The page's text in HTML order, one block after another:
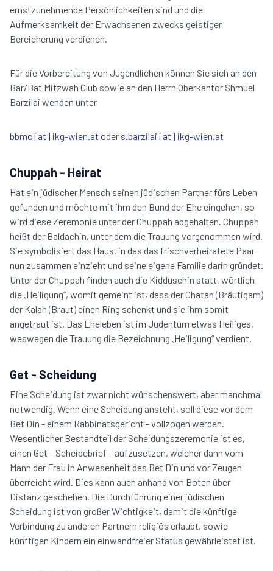
ernstzunehmende Persönlichkeiten sind und die
Aufmerksamkeit der Erwachsenen zwecks geistiger
Bereicherung verdienen.
Für die Vorbereitung von Jugendlichen können Sie sich an den
Bar/Bat Mitzwah Club sowie an den Herrn Oberkantor Shmuel
Barzilai wenden unter
bbmc [at] ikg-wien.at oder s.barzilai [at] ikg-wien.at
Chuppah - Heirat
Hat ein jüdischer Mensch seinen jüdischen Partner fürs Leben
gefunden und möchte mit ihm den Bund der Ehe eingehen, so
wird diese Zeremonie unter der Chuppah abgehalten. Chuppah
heißt der Baldachin, unter dem die Trauung vorgenommen wird.
Sie symbolisiert das Haus, in das das frischverheiratete Paar
nun zusammen einzieht und seine eigene Familie darin gründet.
Unter der Chuppah finden auch die Kidduschin statt, wörtlich
die „Heiligung“, womit gemeint ist, dass der Chatan (Bräutigam)
der Kalah (Braut) einen Ring schenkt und sie ihm somit
angetraut ist. Das Eheleben ist im Judentum etwas Heiliges,
weswegen die Trauung die Bezeichnung „Heiligung“ verdient.
Get - Scheidung
Eine Scheidung ist zwar nicht wünschenswert, aber manchmal
notwendig. Wenn eine Scheidung ansteht, soll diese vor dem
Bet Din - einem Rabbinatsgericht - vollzogen werden.
Wesentlicher Bestandteil der Scheidungszeremonie ist es,
einen Get – Scheidebrief – aufzusetzen, welcher dann vom
Mann der Frau in Anwesenheit des Bet Din und vor Zeugen
überreicht wird. Dies kann auch anhand von Boten über
Distanz geschehen. Die Durchführung einer jüdischen
Scheidung ist von großer Wichtigkeit, damit die künftige
Verbindung zu anderen Partnern religiös erlaubt, sowie
künftigen Kindern ein einwandfreier Status gewährleistet ist.